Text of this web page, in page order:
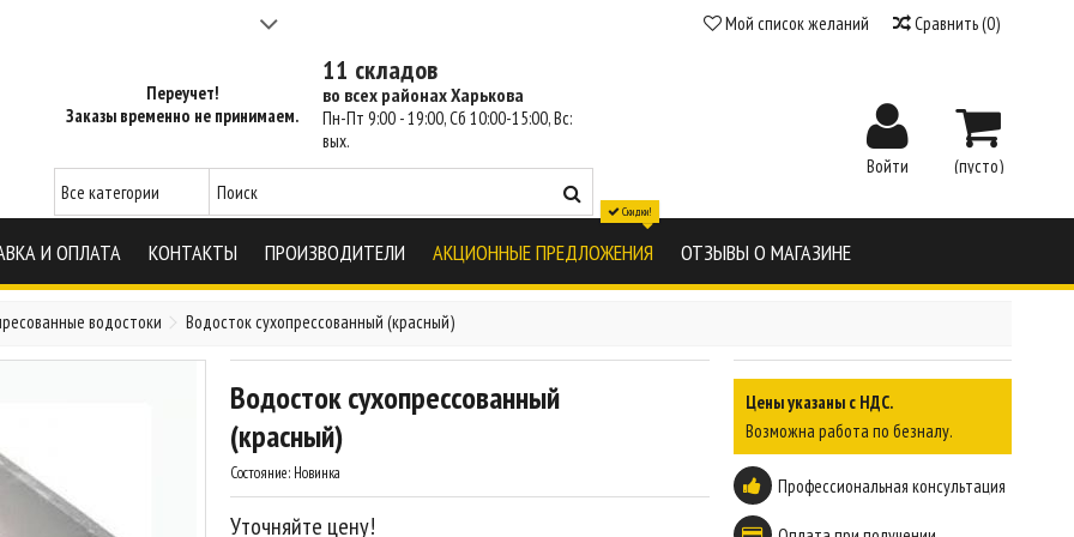
3 часа - SM Харьков Сравнить(0)
Мой список желаний
Переучет!
Заказы временно не принимаем.
11 складов
во всех районах Харькова
Пн-Пт 9:00 - 19:00, Сб 10:00-15:00, Вс:
вых.
(пусто)
Войти
И ОПЛАТА КОНТАКТЫ ПРОИЗВОДИТЕЛИ АКЦИОННЫЕ ПРЕДЛОЖЕНИЯ
Скидки!
ОТЗЫВЫ О МАГАЗИНЕ
водостоки Водосток сухопрессованный (красный)
Водосток сухопрессованный
(красный)
Состояние: Новинка
Уточняйте цену!
Цены указаны с НДС.
Возможна работа по безналу.
Профессиональная консультация